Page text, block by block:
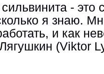
- это
я знаю.
и как
(Viktor